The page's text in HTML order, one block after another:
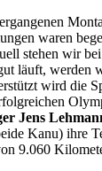
waren
stehen wir
läuft, werden
wird die
Jens
Kanu) ihre
9.060